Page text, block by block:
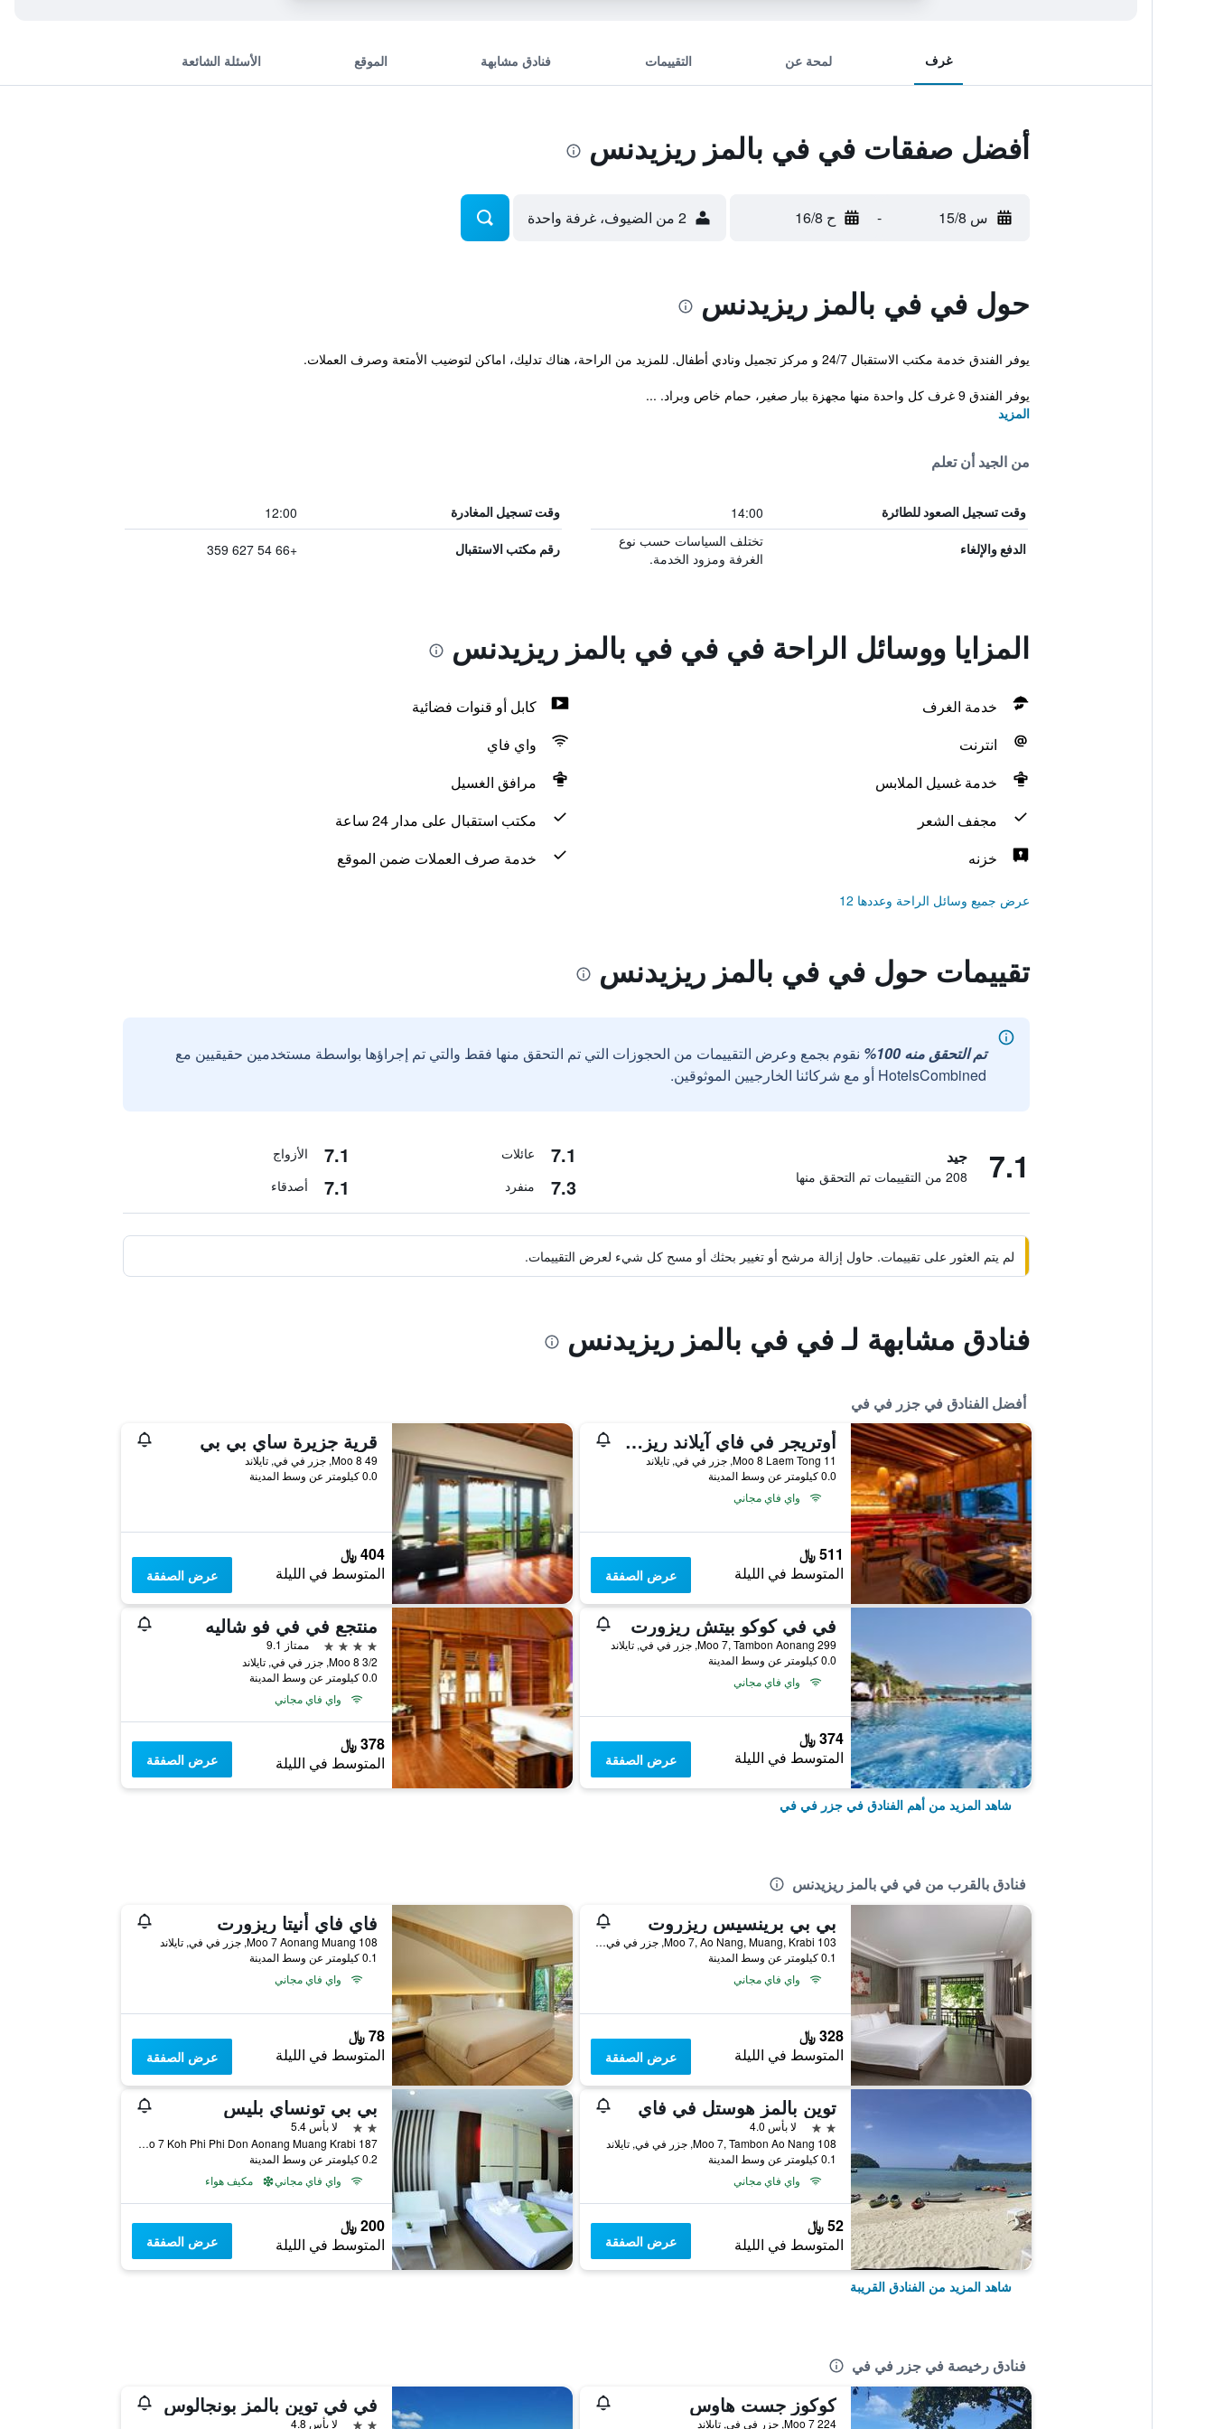
غرف لمحة عن التقييمات فنادق مشابهة الموقع الأسئلة الشائعة
أفضل صفقات في في بالمز ريزيدنس
س 15/8 - ح 16/8 2 من الضيوف، غرفة واحدة
حول في في بالمز ريزيدنس
يوفر الفندق خدمة مكتب الاستقبال 24/7 و مركز تجميل ونادي أطفال. للمزيد من الراحة، هناك تدليك، اماكن لتوضيب الأمتعة وصرف العملات.
يوفر الفندق 9 غرف كل واحدة منها مجهزة ببار صغير، حمام خاص وبراد. ...
المزيد
من الجيد أن تعلم
وقت تسجيل الصعود للطائرة 14:00 وقت تسجيل المغادرة 12:00
الدفع والإلغاء
تختلف السياسات حسب نوع
الغرفة ومزود الخدمة.
رقم مكتب الاستقبال +66 54 627 359
المزايا ووسائل الراحة في في في بالمز ريزيدنس
خدمة الغرف
كابل أو قنوات فضائية
انترنت
واي فاي
خدمة غسيل الملابس
مرافق الغسيل
مجفف الشعر
مكتب استقبال على مدار 24 ساعة
خزنه
خدمة صرف العملات ضمن الموقع
عرض جميع وسائل الراحة وعددها 12
تقييمات حول في في بالمز ريزيدنس
تم التحقق منه 100%
نقوم بجمع وعرض التقييمات من الحجوزات التي تم التحقق منها فقط والتي تم إجراؤها بواسطة مستخدمين حقيقيين مع
HotelsCombined أو مع شركائنا الخارجيين الموثوقين.
7.1 جيد
208 من التقييمات تم التحقق منها
7.1 عائلات 7.1 الأزواج
7.3 منفرد 7.1 أصدقاء
لم يتم العثور على تقييمات. حاول إزالة مرشح أو تغيير بحثك أو مسح كل شيء لعرض التقييمات.
فنادق مشابهة لـ في في بالمز ريزيدنس
أفضل الفنادق في جزر في في
أوتريجر في فاي آيلاند ريزورت
11 Moo 8 Laem Tong, جزر في في, تايلاند
0.0 كيلومتر عن وسط المدينة
واي فاي مجاني
511 ﷼
المتوسط في الليلة عرض الصفقة
قرية جزيرة ساي بي بي
49 Moo 8, جزر في في, تايلاند
0.0 كيلومتر عن وسط المدينة
404 ﷼
المتوسط في الليلة عرض الصفقة
في في كوكو بيتش ريزورت
299 Moo 7, Tambon Aonang, جزر في في, تايلاند
0.0 كيلومتر عن وسط المدينة
واي فاي مجاني
374 ﷼
المتوسط في الليلة عرض الصفقة
منتجع في في فو شاليه
4 نجوم
ممتاز 9.1
3/2 Moo 8, جزر في في, تايلاند
0.0 كيلومتر عن وسط المدينة
واي فاي مجاني
378 ﷼
المتوسط في الليلة عرض الصفقة
شاهد المزيد من أهم الفنادق في جزر في في
فنادق بالقرب من في في بالمز ريزيدنس
بي بي برينسيس ريزروت
103 Moo 7, Ao Nang, Muang, Krabi, جزر في في, تايلاند
0.1 كيلومتر عن وسط المدينة
واي فاي مجاني
328 ﷼
المتوسط في الليلة عرض الصفقة
فاي فاي أنيتا ريزورت
108 Moo 7 Aonang Muang, جزر في في, تايلاند
0.1 كيلومتر عن وسط المدينة
واي فاي مجاني
78 ﷼
المتوسط في الليلة عرض الصفقة
توين بالمز هوستل في فاي
2 نجمتين
لا بأس 4.0
108 Moo 7, Tambon Ao Nang, جزر في في, تايلاند
0.1 كيلومتر عن وسط المدينة
واي فاي مجاني
52 ﷼
المتوسط في الليلة عرض الصفقة
بي بي تونساي بليس
2 نجمتين
لا بأس 5.4
187 Moo 7 Koh Phi Phi Don Aonang Muang Krabi, جزر في في, تايلاند
0.2 كيلومتر عن وسط المدينة
واي فاي مجاني
مكيف هواء
200 ﷼
المتوسط في الليلة عرض الصفقة
شاهد المزيد من الفنادق القريبة
فنادق رخيصة في جزر في في
كوكوز جست هاوس
224 Moo 7, جزر في في, تايلاند
في في توين بالمز بونجالوس
2 نجمتين لا بأس 4.8